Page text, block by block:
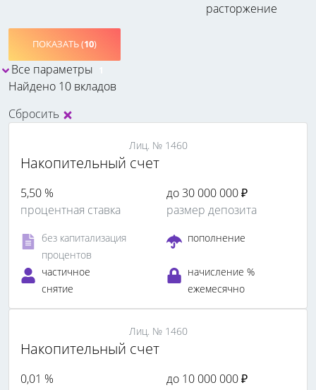
расторжение
ПОКАЗАТЬ (10)
Все параметры
Найдено 10 вкладов
Сбросить
Лиц. № 1460
Накопительный счет
5,50 %
процентная ставка
до 30 000 000 ₽
размер депозита
без капитализация
процентов
пополнение
частичное
снятие
начисление %
ежемесячно
Лиц. № 1460
Накопительный счет
0,01 %
до 10 000 000 ₽